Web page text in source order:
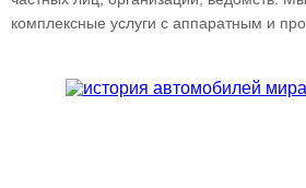
комплексные услуги с аппаратным и